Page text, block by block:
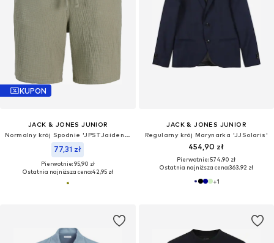
KUPON
JACK & JONES JUNIOR
Normalny krój Spodnie 'JPSTJaiden Patras'
77,31 zł
Pierwotnie: 95,90 zł
Ostatnia najniższa cena:42,95 zł
JACK & JONES JUNIOR
Regularny krój Marynarka 'JJSolaris'
454,90 zł
Pierwotnie: 574,90 zł
Ostatnia najniższa cena:363,92 zł
+1